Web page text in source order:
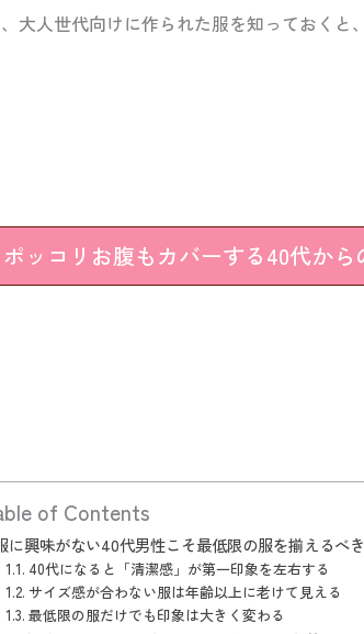
大人世代向けに作られた服を知っておくと
ポッコリお腹もカバーする40代か
of Contents
に興味がない40代男性こそ最低限の服を揃えるべ
40代になると「清潔感」が第一印象を左右する
サイズ感が合わない服は年齢以上に老けて見える
最低限の服だけでも印象は大きく変わる